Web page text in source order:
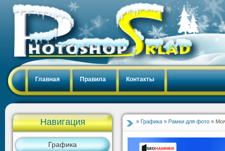
Главная Правила Контакты
Навигация
Графика
» Графика » Рамки для фото »